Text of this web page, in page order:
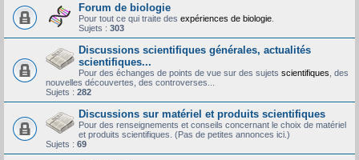
Forum de biologie
Pour tout ce qui traite des expériences de biologie
Sujets : 303
Discussions scientifiques générales, actualités
scientifiques...
Pour des échanges de points de vue sur des sujets scientifiques , des
nouvelles découvertes, des controverses...
Sujets : 282
Discussions sur matériel et produits scientifiques
Pour des renseignements et conseils concernant le choix de matériel
et produits scientifiques. (Pas de petites annonces ici.)
Sujets : 69